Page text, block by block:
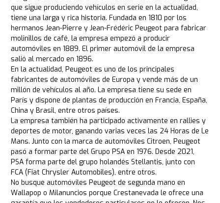
que sigue produciendo vehículos en serie en la actualidad,
tiene una larga y rica historia. Fundada en 1810 por los
hermanos Jean-Pierre y Jean-Frédéric Peugeot para fabricar
molinillos de café, la empresa empezó a producir
automóviles en 1889. El primer automóvil de la empresa
salió al mercado en 1896.
En la actualidad, Peugeot es uno de los principales
fabricantes de automóviles de Europa y vende más de un
millón de vehículos al año. La empresa tiene su sede en
París y dispone de plantas de producción en Francia, España,
China y Brasil, entre otros países.
La empresa también ha participado activamente en rallies y
deportes de motor, ganando varias veces las 24 Horas de Le
Mans. Junto con la marca de automóviles Citroen, Peugeot
pasó a formar parte del Grupo PSA en 1976. Desde 2021,
PSA forma parte del grupo holandés Stellantis, junto con
FCA (Fiat Chrysler Automobiles), entre otros.
No busque automóviles Peugeot de segunda mano en
Wallapop o Milanuncios porque Crestanevada le ofrece una